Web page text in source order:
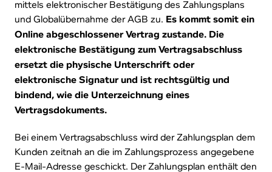
mittels elektronischer Bestätigung des Zahlungsplans
und Globalübernahme der AGB zu. Es kommt somit ein
Online abgeschlossener Vertrag zustande. Die
elektronische Bestätigung zum Vertragsabschluss
ersetzt die physische Unterschrift oder
elektronische Signatur und ist rechtsgültig und
bindend, wie die Unterzeichnung eines
Vertragsdokuments.
Bei einem Vertragsabschluss wird der Zahlungsplan dem
Kunden zeitnah an die im Zahlungsprozess angegebene
E-Mail-Adresse geschickt. Der Zahlungsplan enthält den